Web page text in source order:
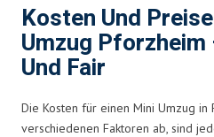
Kosten Und
Umzug
Und Fair
Die Kosten für einen Mini Umzug in
verschiedenen Faktoren ab, sind